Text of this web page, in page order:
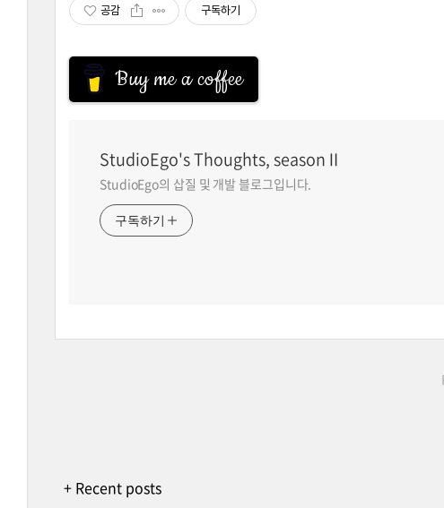
공감 구독하기
Buy me a coffee
StudioEgo's Thoughts, seasonⅡ
StudioEgo의 삽질 및 개발 블로그입니다.
구독하기
+ Recent posts